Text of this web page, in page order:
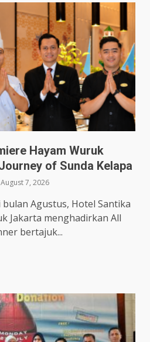
Hayam Wuruk
of Sunda Kelapa
August 7, 2026
Agustus, Hotel Santika
Jakarta menghadirkan All
bertajuk...